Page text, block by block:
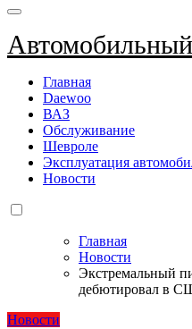
Главная
Daewoo
ВАЗ
Обслуживание
Шевроле
Эксплуатация
Новости
Главная
Новости
Экстремальный
дебютировал в
Новости